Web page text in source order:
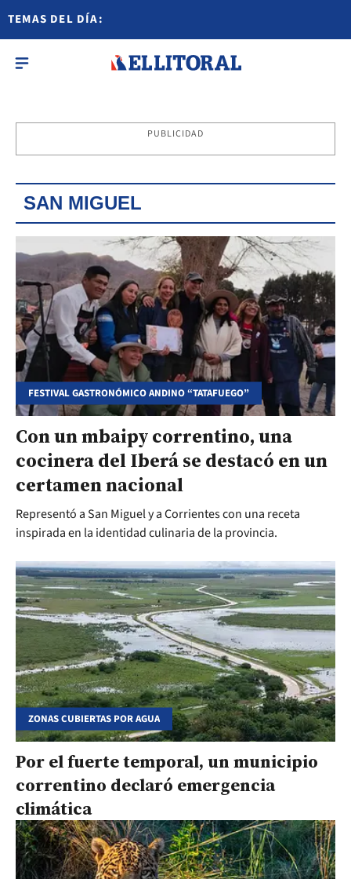
TEMAS DEL DÍA:
PUBLICIDAD
SAN MIGUEL
FESTIVAL GASTRONÓMICO ANDINO “TATAFUEGO”
Con un mbaipy correntino, una
cocinera del Iberá se destacó en un
certamen nacional
Representó a San Miguel y a Corrientes con una receta
inspirada en la identidad culinaria de la provincia.
ZONAS CUBIERTAS POR AGUA
Por el fuerte temporal, un municipio
correntino declaró emergencia
climática